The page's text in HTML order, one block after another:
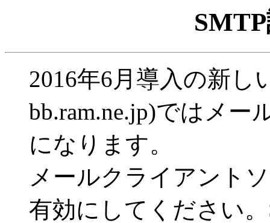
2016年6月導入の新し
bb.ram.ne.jp)ではメー
になります。
メールクライアント
有効にしてください